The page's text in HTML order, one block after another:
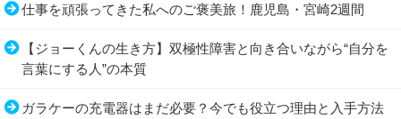
仕事を頑張ってきた私へのご褒美旅！鹿児島・宮崎2週間
【ジョーくんの生き方】双極性障害と向き合いながら“自分を
言葉にする人”の本質
ガラケーの充電器はまだ必要？今でも役立つ理由と入手方法